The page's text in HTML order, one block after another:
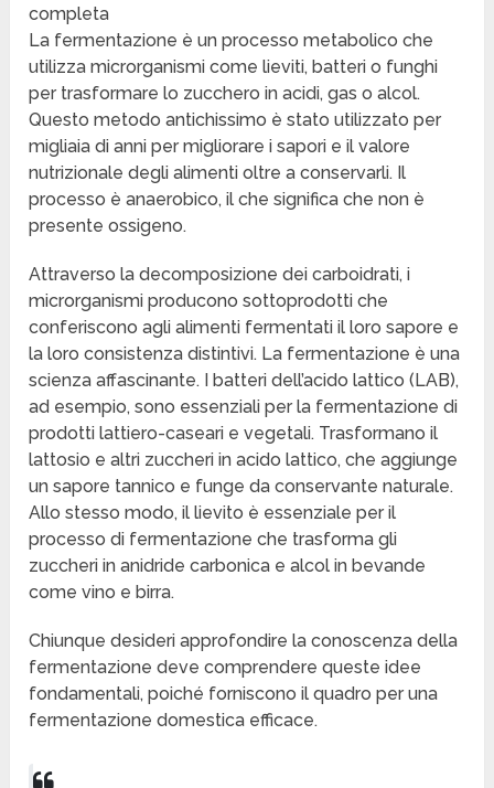
completa
La fermentazione è un processo metabolico che
utilizza microrganismi come lieviti, batteri o funghi
per trasformare lo zucchero in acidi, gas o alcol.
Questo metodo antichissimo è stato utilizzato per
migliaia di anni per migliorare i sapori e il valore
nutrizionale degli alimenti oltre a conservarli. Il
processo è anaerobico, il che significa che non è
presente ossigeno.
Attraverso la decomposizione dei carboidrati, i
microrganismi producono sottoprodotti che
conferiscono agli alimenti fermentati il loro sapore e
la loro consistenza distintivi. La fermentazione è una
scienza affascinante. I batteri dell’acido lattico (LAB),
ad esempio, sono essenziali per la fermentazione di
prodotti lattiero-caseari e vegetali. Trasformano il
lattosio e altri zuccheri in acido lattico, che aggiunge
un sapore tannico e funge da conservante naturale.
Allo stesso modo, il lievito è essenziale per il
processo di fermentazione che trasforma gli
zuccheri in anidride carbonica e alcol in bevande
come vino e birra.
Chiunque desideri approfondire la conoscenza della
fermentazione deve comprendere queste idee
fondamentali, poiché forniscono il quadro per una
fermentazione domestica efficace.